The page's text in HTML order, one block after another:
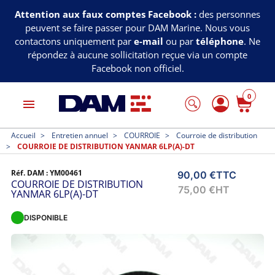
Attention aux faux comptes Facebook : des personnes
peuvent se faire passer pour DAM Marine. Nous vous
contactons uniquement par e-mail ou par téléphone. Ne
répondez à aucune sollicitation reçue via un compte
Facebook non officiel.
menu
0
Accueil Entretien annuel COURROIE
Courroie de distribution
COURROIE DE DISTRIBUTION YANMAR 6LP(A)-DT
Réf. DAM :YM00461
COURROIE DE DISTRIBUTION
YANMAR 6LP(A)-DT
90,00 €TTC
75,00 €HT
DISPONIBLE